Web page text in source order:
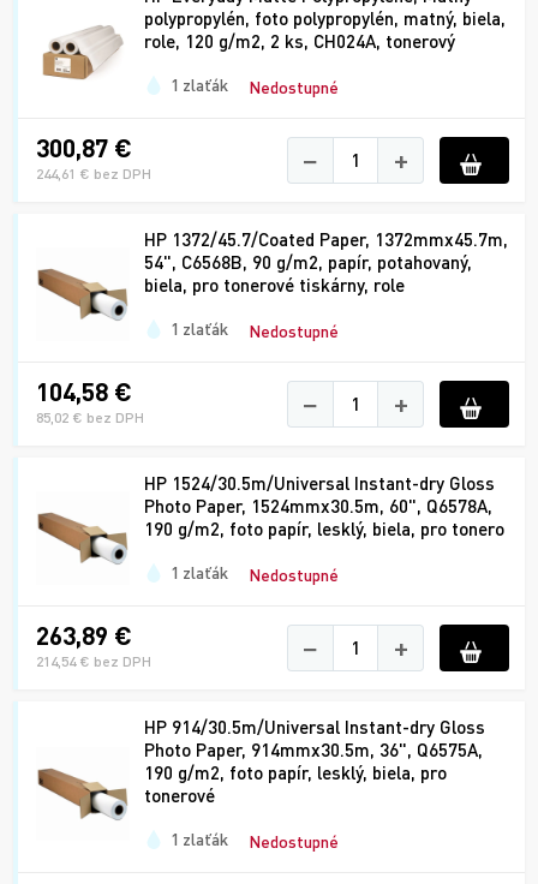
polypropylén, foto polypropylén, matný, biela,
role, 120 g/m2, 2 ks, CH024A, tonerový
1 zlaťák Nedostupné
300,87 €
244,61 € bez DPH − +
HP 1372/45.7/Coated Paper, 1372mmx45.7m,
54", C6568B, 90 g/m2, papír, potahovaný,
biela, pro tonerové tiskárny, role
1 zlaťák Nedostupné
104,58 €
85,02 € bez DPH − +
HP 1524/30.5m/Universal Instant-dry Gloss
Photo Paper, 1524mmx30.5m, 60", Q6578A,
190 g/m2, foto papír, lesklý, biela, pro tonero
1 zlaťák Nedostupné
263,89 €
214,54 € bez DPH − +
HP 914/30.5m/Universal Instant-dry Gloss
Photo Paper, 914mmx30.5m, 36", Q6575A,
190 g/m2, foto papír, lesklý, biela, pro
tonerové
1 zlaťák Nedostupné